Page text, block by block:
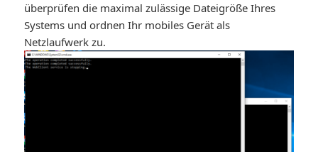
überprüfen die maximal zulässige Dateigröße Ihres
Systems und ordnen Ihr mobiles Gerät als
Netzlaufwerk zu.